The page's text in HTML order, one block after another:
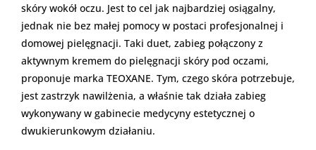
skóry wokół oczu. Jest to cel jak najbardziej osiągalny,
jednak nie bez małej pomocy w postaci profesjonalnej i
domowej pielęgnacji. Taki duet, zabieg połączony z
aktywnym kremem do pielęgnacji skóry pod oczami,
proponuje marka TEOXANE. Tym, czego skóra potrzebuje,
jest zastrzyk nawilżenia, a właśnie tak działa zabieg
wykonywany w gabinecie medycyny estetycznej o
dwukierunkowym działaniu.